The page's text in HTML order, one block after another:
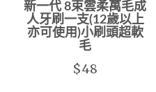
新一代 8束雲柔萬毛成
人牙刷一支(12歲以上
亦可使用)小刷頭超軟
毛
$48